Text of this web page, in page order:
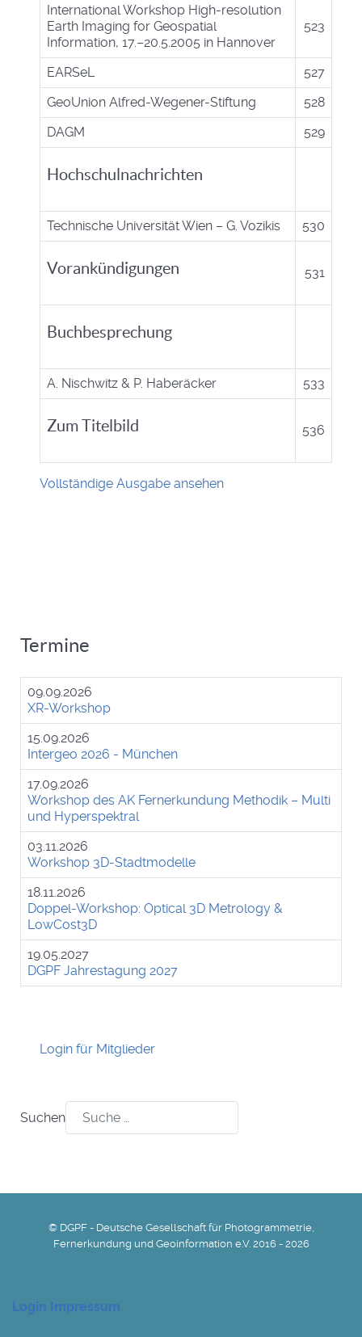
International Workshop High-resolution
Earth Imaging for Geospatial
Information, 17.–20.5.2005 in Hannover
523
EARSeL
527
GeoUnion Alfred-Wegener-Stiftung
528
DAGM
529
Hochschulnachrichten
Technische Universität Wien – G. Vozikis 530
Vorankündigungen 531
Buchbesprechung
A. Nischwitz & P. Haberäcker 533
Zum Titelbild 536
Vollständige Ausgabe ansehen
Termine
09.09.2026
XR-Workshop
15.09.2026
Intergeo 2026 - München
17.09.2026
Workshop des AK Fernerkundung Methodik – Multi
und Hyperspektral
03.11.2026
Workshop 3D-Stadtmodelle
18.11.2026
Doppel-Workshop: Optical 3D Metrology &
LowCost3D
19.05.2027
DGPF Jahrestagung 2027
Login für Mitglieder
Suchen
© DGPF - Deutsche Gesellschaft für Photogrammetrie,
Fernerkundung und Geoinformation e.V. 2016 - 2026
Login Impressum